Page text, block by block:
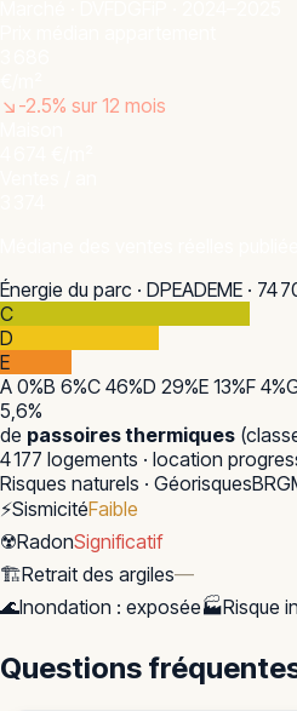
↘ -2.5% sur 12 mois
Énergie du parc · DPEADEME · 74
C
D
E
A 0%B 6%C 46%D 29%E 13%F 4%
5,6%
de passoires thermiques
4 177 logements · location
Risques naturels · Géorisques
⚡SismicitéFaible
☢️RadonSignificatif
🏗️Retrait des argiles—
🌊Inondation : exposée🏭Risque
Questions